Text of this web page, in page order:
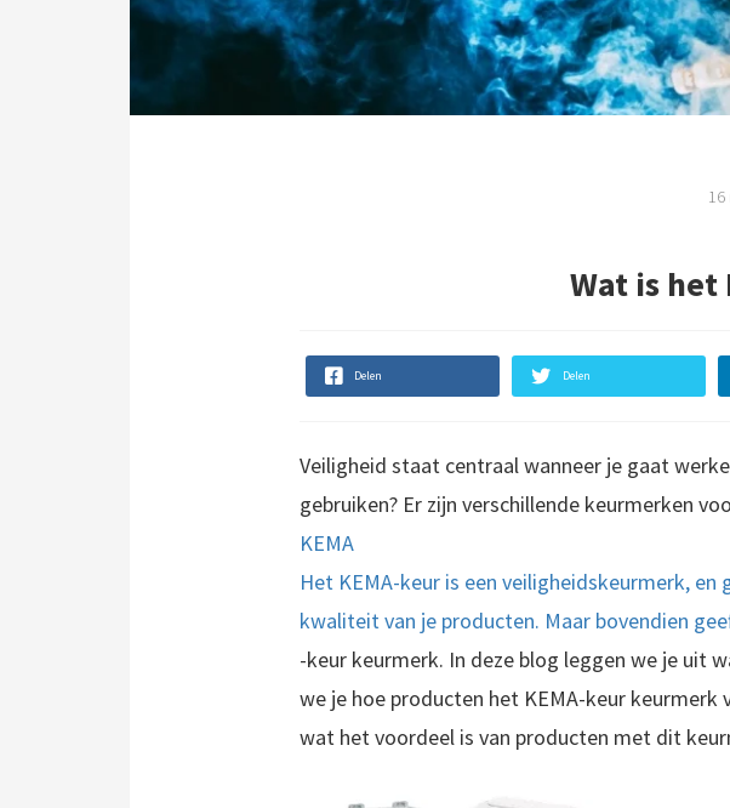
16
Wat is het
Delen Delen
Veiligheid staat centraal wanneer je gaat
gebruiken? Er zijn verschillende keurmerken
KEMA
Het KEMA-keur is een veiligheidskeurmerk,
kwaliteit van je producten. Maar bovendien
-keur keurmerk. In deze blog leggen we je uit
we je hoe producten het KEMA-keur
wat het voordeel is van producten met dit